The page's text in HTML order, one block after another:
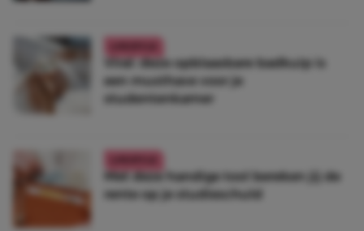
Viral: deze opblaasbare badkuip is
een musthave voor je
studentenkamer
Met deze handige tool bereken jij de
rente op je studieschuld